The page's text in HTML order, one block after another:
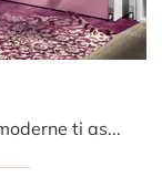
Le più belle camerette per bambine moderne ti aspettano! Scopri il modello Comp 368 di Tumidei.